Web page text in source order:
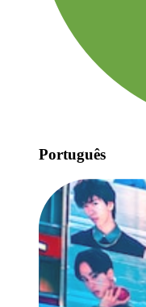
Português